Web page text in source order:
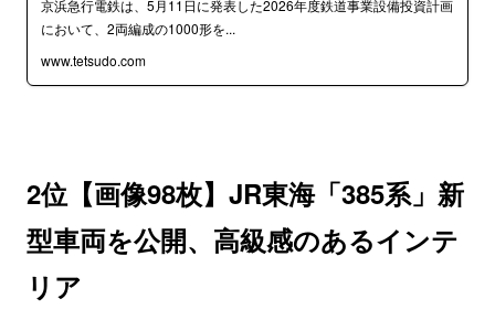
京浜急行電鉄は、5月11日に発表した2026年度鉄道事業設備投資計画
において、2両編成の1000形を...
www.tetsudo.com
2位【画像98枚】JR東海「385系」新
型車両を公開、高級感のあるインテ
リア